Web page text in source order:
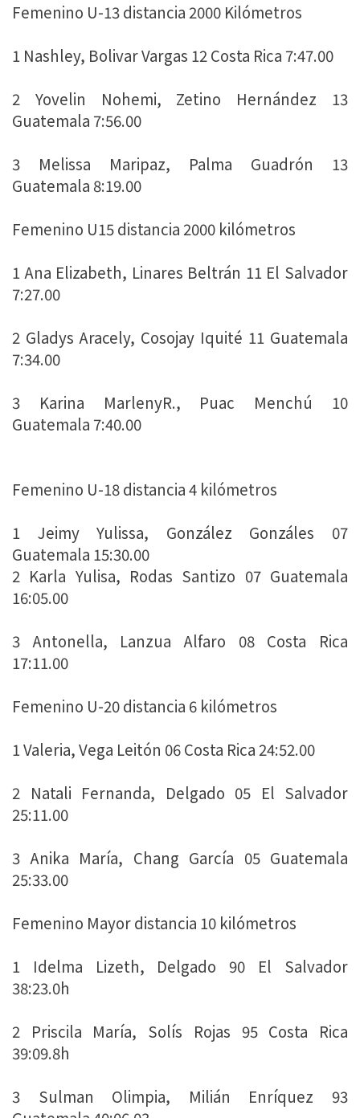
Femenino U-13 distancia 2000 Kilómetros
1 Nashley, Bolivar Vargas 12 Costa Rica 7:47.00
2 Yovelin Nohemi, Zetino Hernández 13
Guatemala 7:56.00
3 Melissa Maripaz, Palma Guadrón 13
Guatemala 8:19.00
Femenino U15 distancia 2000 kilómetros
1 Ana Elizabeth, Linares Beltrán 11 El Salvador
7:27.00
2 Gladys Aracely, Cosojay Iquité 11 Guatemala
7:34.00
3 Karina MarlenyR., Puac Menchú 10
Guatemala 7:40.00
Femenino U-18 distancia 4 kilómetros
1 Jeimy Yulissa, González Gonzáles 07
Guatemala 15:30.00
2 Karla Yulisa, Rodas Santizo 07 Guatemala
16:05.00
3 Antonella, Lanzua Alfaro 08 Costa Rica
17:11.00
Femenino U-20 distancia 6 kilómetros
1 Valeria, Vega Leitón 06 Costa Rica 24:52.00
2 Natali Fernanda, Delgado 05 El Salvador
25:11.00
3 Anika María, Chang García 05 Guatemala
25:33.00
Femenino Mayor distancia 10 kilómetros
1 Idelma Lizeth, Delgado 90 El Salvador
38:23.0h
2 Priscila María, Solís Rojas 95 Costa Rica
39:09.8h
3 Sulman Olimpia, Milián Enríquez 93